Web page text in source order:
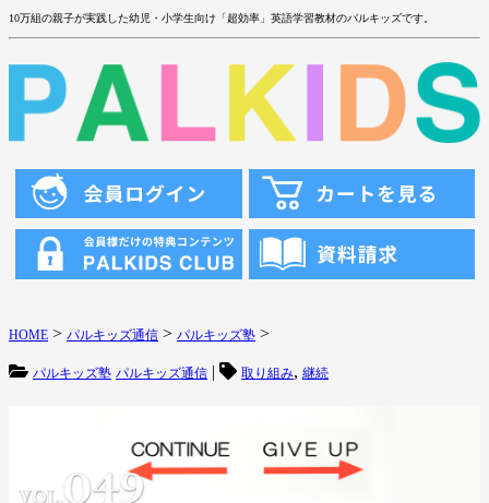
10万組の親子が実践した幼児・小学生向け「超効率」英語学習教材のパルキッズです。
HOME > パルキッズ通信 > パルキッズ塾 >
パルキッズ塾 パルキッズ通信 | 取り組み, 継続